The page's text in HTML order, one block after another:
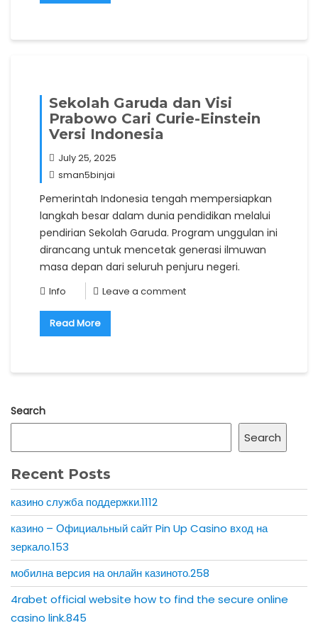
Sekolah Garuda dan Visi
Prabowo Cari Curie-Einstein
Versi Indonesia
July 25, 2025
sman5binjai
Pemerintah Indonesia tengah mempersiapkan
langkah besar dalam dunia pendidikan melalui
pendirian Sekolah Garuda. Program unggulan ini
dirancang untuk mencetak generasi ilmuwan
masa depan dari seluruh penjuru negeri.
Info Leave a comment
Read More
Search
Search
Recent Posts
казино служба поддержки.1112
казино – Официальный сайт Pin Up Casino вход на
зеркало.153
мобилна версия на онлайн казиното.258
4rabet official website how to find the secure online
casino link.845